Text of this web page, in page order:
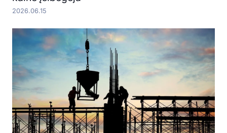
2026.06.15